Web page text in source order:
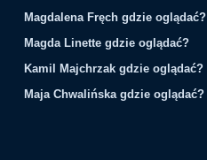
Magdalena Fręch gdzie oglądać?
Magda Linette gdzie oglądać?
Kamil Majchrzak gdzie oglądać?
Maja Chwalińska gdzie oglądać?